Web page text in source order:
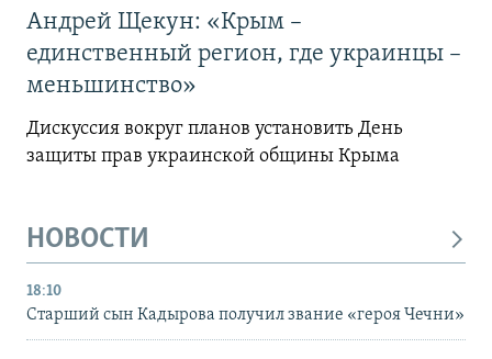
Андрей Щекун: «Крым –
единственный регион, где украинцы –
меньшинство»
Дискуссия вокруг планов установить День
защиты прав украинской общины Крыма
НОВОСТИ
18:10
Старший сын Кадырова получил звание «героя Чечни»